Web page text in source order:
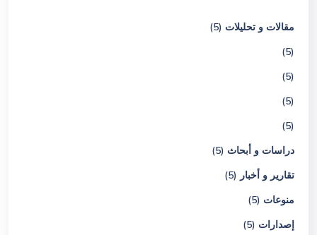
مقالات و تحليلات (5)
(5)
(5)
(5)
(5)
دراسات و أبحاث (5)
تقارير و أخبار (5)
منوعات (5)
إصدارات (5)